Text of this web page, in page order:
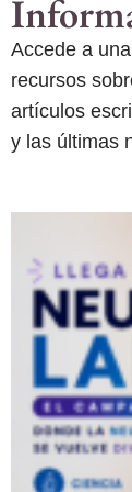
Accede a
recursos
artículos
y las últimas